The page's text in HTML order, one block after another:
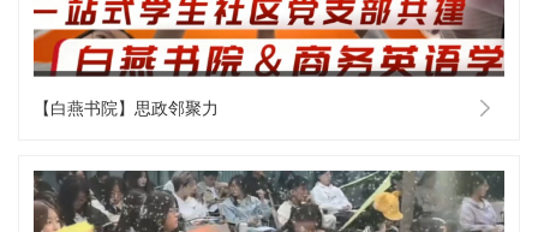
【白燕书院】思政邻聚力